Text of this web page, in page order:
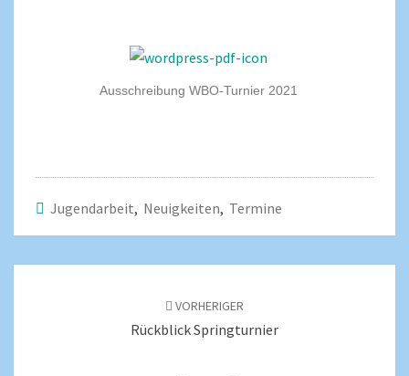
Ausschreibung WBO-Turnier 2021
Jugendarbeit, Neuigkeiten, Termine
VORHERIGER
Rückblick Springturnier